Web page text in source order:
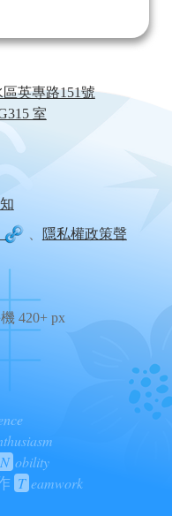
英專路151號
室
、
隱私權政策聲
420+ px
N obility
T eamwork